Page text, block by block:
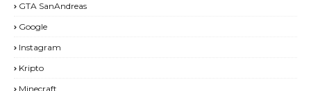
GTA SanAndreas
Google
Instagram
Kripto
Minecraft